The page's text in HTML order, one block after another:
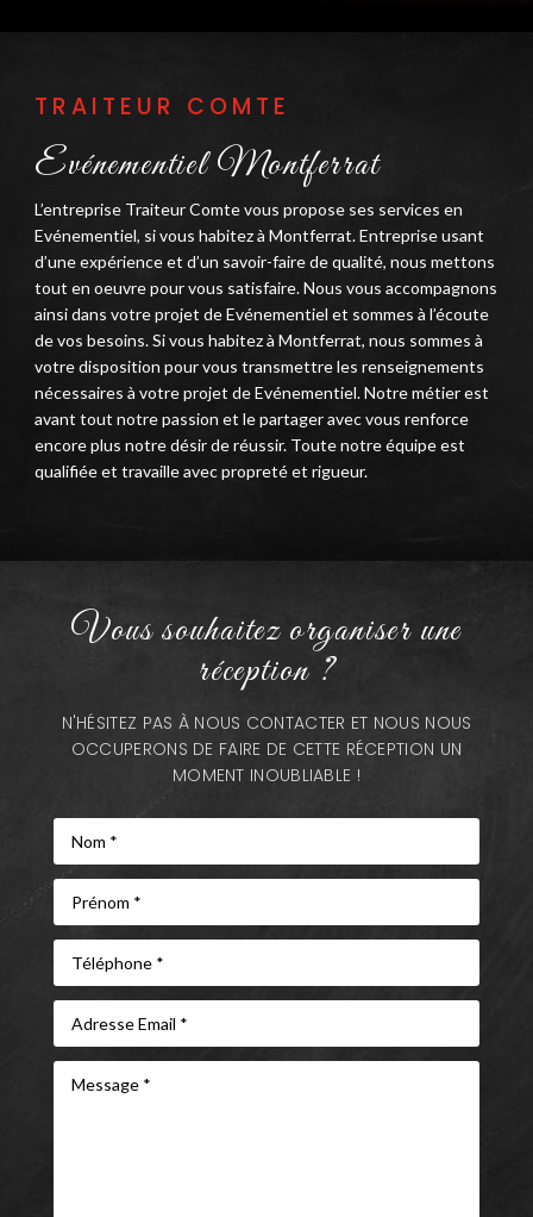
TRAITEUR COMTE
Evénementiel Montferrat
L’entreprise Traiteur Comte vous propose ses services en
Evénementiel, si vous habitez à Montferrat. Entreprise usant
d’une expérience et d’un savoir-faire de qualité, nous mettons
tout en oeuvre pour vous satisfaire. Nous vous accompagnons
ainsi dans votre projet de Evénementiel et sommes à l’écoute
de vos besoins. Si vous habitez à Montferrat, nous sommes à
votre disposition pour vous transmettre les renseignements
nécessaires à votre projet de Evénementiel. Notre métier est
avant tout notre passion et le partager avec vous renforce
encore plus notre désir de réussir. Toute notre équipe est
qualifiée et travaille avec propreté et rigueur.
Vous souhaitez organiser une
réception ?
N'HÉSITEZ PAS À NOUS CONTACTER ET NOUS NOUS
OCCUPERONS DE FAIRE DE CETTE RÉCEPTION UN
MOMENT INOUBLIABLE !